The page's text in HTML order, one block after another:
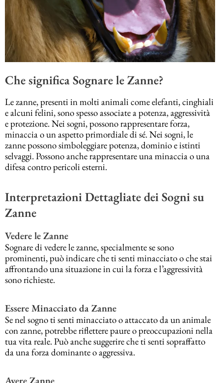
Che significa Sognare le Zanne?
Le zanne, presenti in molti animali come elefanti, cinghiali
e alcuni felini, sono spesso associate a potenza, aggressività
e protezione. Nei sogni, possono rappresentare forza,
minaccia o un aspetto primordiale di sé. Nei sogni, le
zanne possono simboleggiare potenza, dominio e istinti
selvaggi. Possono anche rappresentare una minaccia o una
difesa contro pericoli esterni.
Interpretazioni Dettagliate dei Sogni su
Zanne
Vedere le Zanne
Sognare di vedere le zanne, specialmente se sono
prominenti, può indicare che ti senti minacciato o che stai
affrontando una situazione in cui la forza e l’aggressività
sono richieste.
Essere Minacciato da Zanne
Se nel sogno ti senti minacciato o attaccato da un animale
con zanne, potrebbe riflettere paure o preoccupazioni nella
tua vita reale. Può anche suggerire che ti senti sopraffatto
da una forza dominante o aggressiva.